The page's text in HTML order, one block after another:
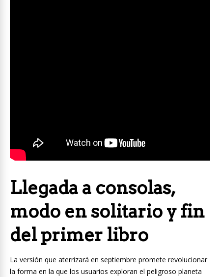
Llegada a consolas,
modo en solitario y fin
del primer libro
La versión que aterrizará en septiembre promete revolucionar
la forma en la que los usuarios exploran el peligroso planeta